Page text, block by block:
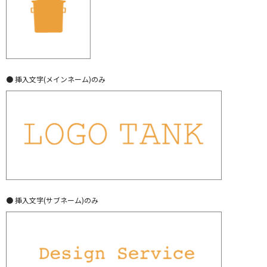
● 挿入文字(メインネーム)のみ
● 挿入文字(サブネーム)のみ